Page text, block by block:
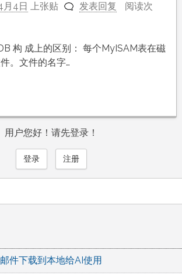
4日 上张贴 发表回复
阅读次
构 成上的区别： 每个MyISAM表在磁
。文件的名字…
用户您好！请先登录！
登录 注册
件下载到本地给AI使用